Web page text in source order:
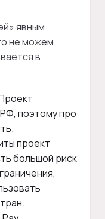
явным
не можем.
в
поэтому про
проект
большой риск